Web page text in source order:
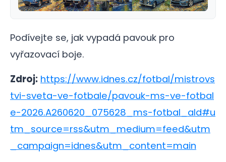
Podívejte se, jak vypadá pavouk pro
vyřazovací boje.
Zdroj: https://www.idnes.cz/fotbal/mistrovs
tvi-sveta-ve-fotbale/pavouk-ms-ve-fotbal
e-2026.A260620_075628_ms-fotbal_ald#u
tm_source=rss&utm_medium=feed&utm
_campaign=idnes&utm_content=main